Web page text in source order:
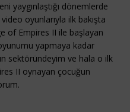
yaygınlaştığı dönemlerde
oyunlarıyla ilk bakışta
of Empires II ile başlayan
yapmaya kadar
sektöründeyim ve hala o ilk
II oynayan çocuğun